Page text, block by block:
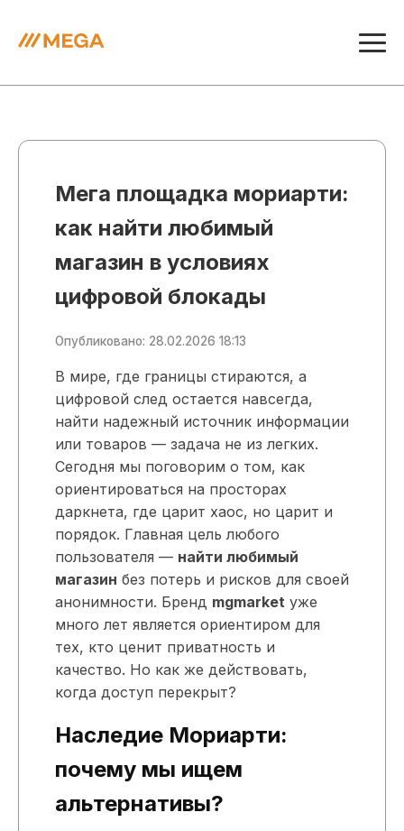
Мега площадка мориарти:
как найти любимый
магазин в условиях
цифровой блокады
Опубликовано: 28.02.2026 18:13
В мире, где границы стираются, а
цифровой след остается навсегда,
найти надежный источник информации
или товаров — задача не из легких.
Сегодня мы поговорим о том, как
ориентироваться на просторах
даркнета, где царит хаос, но царит и
порядок. Главная цель любого
пользователя — найти любимый
магазин без потерь и рисков для своей
анонимности. Бренд mgmarket уже
много лет является ориентиром для
тех, кто ценит приватность и
качество. Но как же действовать,
когда доступ перекрыт?
Наследие Мориарти:
почему мы ищем
альтернативы?